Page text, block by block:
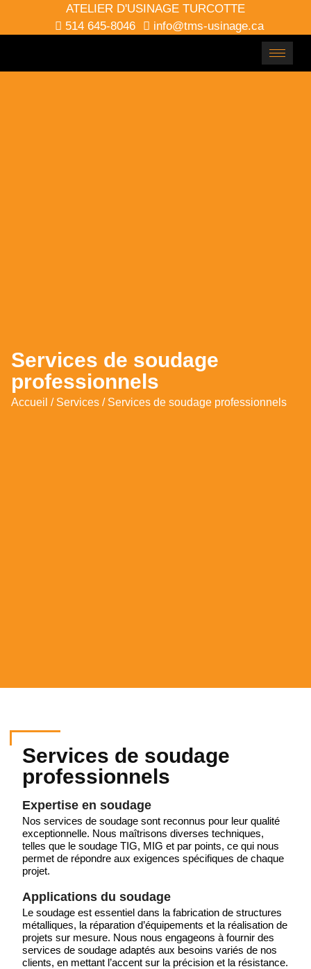
ATELIER D'USINAGE TURCOTTE
514 645-8046
info@tms-usinage.ca
Services de soudage
professionnels
Accueil / Services / Services de soudage professionnels
Services de soudage
professionnels
Expertise en soudage
Nos services de soudage sont reconnus pour leur qualité
exceptionnelle. Nous maîtrisons diverses techniques,
telles que le soudage TIG, MIG et par points, ce qui nous
permet de répondre aux exigences spécifiques de chaque
projet.
Applications du soudage
Le soudage est essentiel dans la fabrication de structures
métalliques, la réparation d’équipements et la réalisation de
projets sur mesure. Nous nous engageons à fournir des
services de soudage adaptés aux besoins variés de nos
clients, en mettant l’accent sur la précision et la résistance.